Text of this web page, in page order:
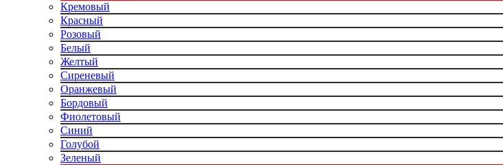
Кремовый
Красный
Розовый
Белый
Желтый
Сиреневый
Оранжевый
Бордовый
Фиолетовый
Синий
Голубой
Зеленый